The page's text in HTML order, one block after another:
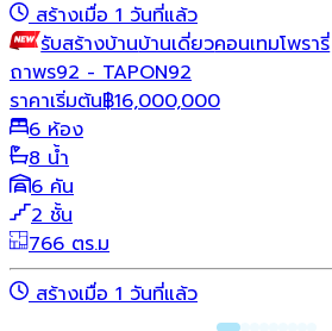
สร้างเมื่อ 1 วันที่แล้ว
รับสร้างบ้านบ้านเดี่ยวคอนเทมโพรารี่
ถาพร92 - TAPON92
ราคาเริ่มต้น฿16,000,000
6 ห้อง
8 น้ำ
6 คัน
2 ชั้น
766 ตร.ม
สร้างเมื่อ 1 วันที่แล้ว